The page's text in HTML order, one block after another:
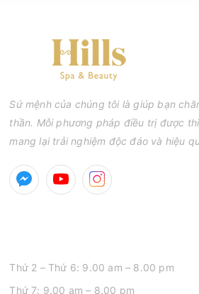
Sứ mệnh của chúng tôi là giúp bạn
thần. Mỗi phương pháp điều trị được
mang lại trải nghiệm độc đáo và hiệu
Thứ 2 – Thứ 6: 9.00 am – 8.00 pm
Thứ 7: 9.00 am – 8.00 pm